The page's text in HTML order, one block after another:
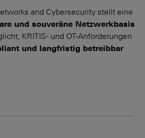
and Cybersecurity stellt eine
und souveräne Netzwerkbasis
KRITIS- und OT-Anforderungen
und langfristig betreibbar